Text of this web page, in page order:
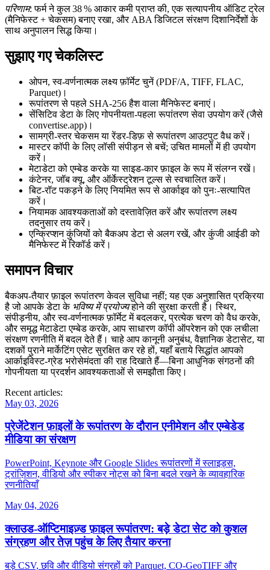
परिणाम: फर्म ने कुल 38 % आकार कमी प्राप्त की, एक सत्यापनीय ऑडिट ट्रेल
(मैनिफेस्ट + चेकसम) बनाए रखा, और ABA डिजिटल संरक्षण दिशानिर्देशों के
साथ अनुपालन सिद्ध किया।
सुझाए गए चेकलिस्ट
ओपन, स्व‑वर्णनात्मक लक्ष्य फ़ॉर्मेट चुनें(PDF/A, TIFF, FLAC,
Parquet)।
रूपांतरण से पहले SHA‑256 हैश वाला मैनिफेस्ट बनाएं ।
सेंसिटिव डेटा के लिए गोपनीयता‑पहला रूपांतरण सेवा उपयोग करें(जैसे
convertise.app)।
सामग्री‑स्तर चेकसम या रेंडर‑डिफ़से रूपांतरण आउटपुट वैध करें।
मास्टर कॉपी के लिए लॉसी संपीड़न से बचें; उचित मामलों में ही उपयोग
करें।
मेटाडेटा को एम्बेड करके या साइड‑कार फ़ाइल के रूप में संलग्न रखें।
कंटेनर, जॉब क्यू, और ऑर्केस्ट्रेशन टूल्स से स्वचालित करें।
बिट‑रॉट पकड़ने के लिए नियमित रूप से आर्काइव को पुनः‑सत्यापित
करें।
नियामक आवश्यकताओं को दस्तावेज़ित करेंऔर रूपांतरण लक्ष्य
तदनुसार तय करें।
एन्क्रिप्शन कुंजियों को बैकअप डेटा से अलग रखें, और कुंजी आईडी को
मैनिफेस्ट में रिकॉर्ड करें।
समापन विचार
बैकअप‑तैयार फ़ाइल रूपांतरण केवल सुविधा नहीं; यह एक अनुशासित प्रक्रिया
है जो आपके डेटा के भविष्य में प्रयोज्यहोने की सुरक्षा करती है। स्थिर,
संपीड़नीय, और स्व‑वर्णनात्मक फ़ॉर्मेट में बदलकर, प्रत्येक चरण को वैध करके,
और समृद्ध मेटाडेटा एम्बेड करके, आप साधारण कॉपी ऑपरेशन को एक लचीला
संरक्षण रणनीति में बदल देते हैं। चाहे आप कानूनी अनुबंध, वैज्ञानिक डेटासेट, या
दशकों पुराने मार्केटिंग एसेट सुरक्षित कर रहे हों, यहाँ बताये सिद्धांत आपको
आर्काइविस्ट‑ग्रेड भरोसेमंदता की राह दिखाते हैं—बिना आधुनिक संगठनों की
गोपनीयता या प्रदर्शन आवश्यकताओं से समझौता किए।
Recent articles:
May 03, 2026
प्रेजेंटेशन फ़ाइलों के रूपांतरण के दौरान एनीमेशन और एम्बेडेड
मीडिया का संरक्षण
PowerPoint, Keynote और Google Slides रूपांतरणों में स्लाइड्स,
ट्रांज़िशन, वीडियो और स्पीकर नोट्स को बिना बदले रखने के व्यावहारिक
रणनीतियाँ
May 04, 2026
क्लाउड‑ऑप्टिमाइज़्ड फ़ाइल रूपांतरण: बड़े डेटा सेट को कुशल
संग्रहण और तेज़ पहुंच के लिए तैयार करना
बड़े CSV, छवि और वीडियो संग्रहों को Parquet, CO‑GeoTIFF और